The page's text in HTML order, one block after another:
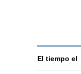
El tiempo el